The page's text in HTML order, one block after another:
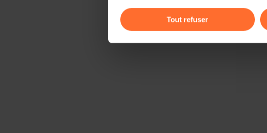
gauche de chaque page.
Tout refuser